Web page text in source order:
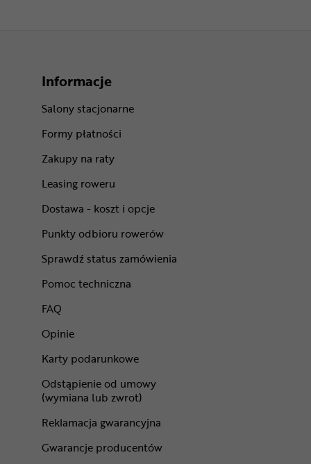
Informacje
Salony stacjonarne
Formy płatności
Zakupy na raty
Leasing roweru
Dostawa - koszt i opcje
Punkty odbioru rowerów
Sprawdź status zamówienia
Pomoc techniczna
FAQ
Opinie
Karty podarunkowe
Odstąpienie od umowy
(wymiana lub zwrot)
Reklamacja gwarancyjna
Gwarancje producentów